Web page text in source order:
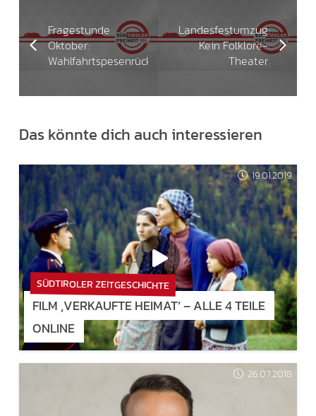
Fragestunde
Oktober:
Wahlfahrtspesenrückvergütung:
Landesfestumzug:
Kein Folklore-
Theater
Das könnte dich auch interessieren
19.01.2019
SÜDTIROLER ZEITGESCHICHTE
FILM ‚VERKAUFTE HEIMAT‘ – ALLE 4 TEILE
ONLINE
26.07.2018